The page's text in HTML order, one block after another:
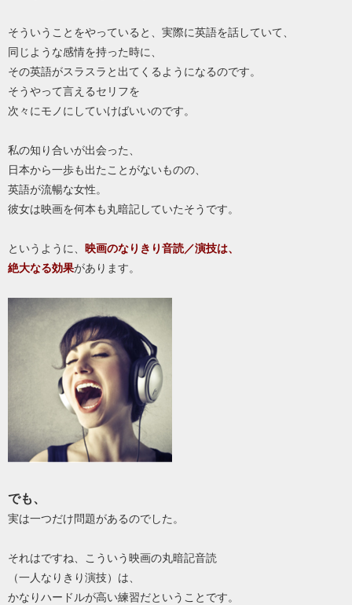
そういうことをやっていると、実際に英語を話していて、
同じような感情を持った時に、
その英語がスラスラと出てくるようになるのです。
そうやって言えるセリフを
次々にモノにしていけばいいのです。
私の知り合いが出会った、
日本から一歩も出たことがないものの、
英語が流暢な女性。
彼女は映画を何本も丸暗記していたそうです。
というように、 映画のなりきり音読／演技は、
絶大なる効果があります。
でも、
実は一つだけ問題があるのでした。
それはですね、こういう映画の丸暗記音読
（一人なりきり演技）は、
かなりハードルが高い練習だということです。